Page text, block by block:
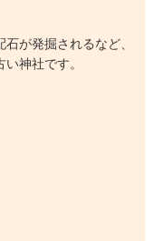
が発掘されるなど、
神社です。